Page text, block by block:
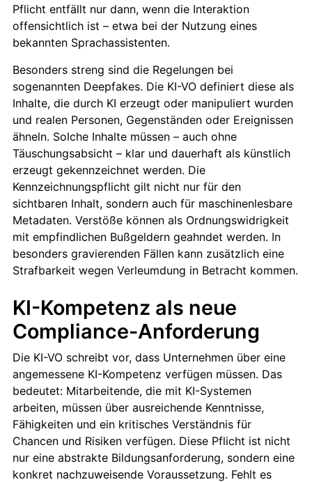
Pflicht entfällt nur dann, wenn die Interaktion
offensichtlich ist – etwa bei der Nutzung eines
bekannten Sprachassistenten.
Besonders streng sind die Regelungen bei
sogenannten Deepfakes. Die KI-VO definiert diese als
Inhalte, die durch KI erzeugt oder manipuliert wurden
und realen Personen, Gegenständen oder Ereignissen
ähneln. Solche Inhalte müssen – auch ohne
Täuschungsabsicht – klar und dauerhaft als künstlich
erzeugt gekennzeichnet werden. Die
Kennzeichnungspflicht gilt nicht nur für den
sichtbaren Inhalt, sondern auch für maschinenlesbare
Metadaten. Verstöße können als Ordnungswidrigkeit
mit empfindlichen Bußgeldern geahndet werden. In
besonders gravierenden Fällen kann zusätzlich eine
Strafbarkeit wegen Verleumdung in Betracht kommen.
KI-Kompetenz als neue
Compliance-Anforderung
Die KI-VO schreibt vor, dass Unternehmen über eine
angemessene KI-Kompetenz verfügen müssen. Das
bedeutet: Mitarbeitende, die mit KI-Systemen
arbeiten, müssen über ausreichende Kenntnisse,
Fähigkeiten und ein kritisches Verständnis für
Chancen und Risiken verfügen. Diese Pflicht ist nicht
nur eine abstrakte Bildungsanforderung, sondern eine
konkret nachzuweisende Voraussetzung. Fehlt es